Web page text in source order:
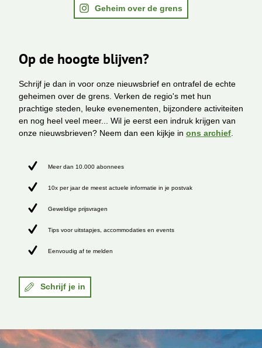
Geheim over de grens
Op de hoogte blijven?
Schrijf je dan in voor onze nieuwsbrief en ontrafel de echte
geheimen over de grens. Verken de regio's met hun
prachtige steden, leuke evenementen, bijzondere activiteiten
en nog heel veel meer... Wil je eerst een indruk krijgen van
onze nieuwsbrieven? Neem dan een kijkje in ons archief.
Meer dan 10.000 abonnees
10x per jaar de meest actuele informatie in je postvak
Geweldige prijsvragen
Tips voor uitstapjes, accommodaties en events
Eenvoudig af te melden
Schrijf je in